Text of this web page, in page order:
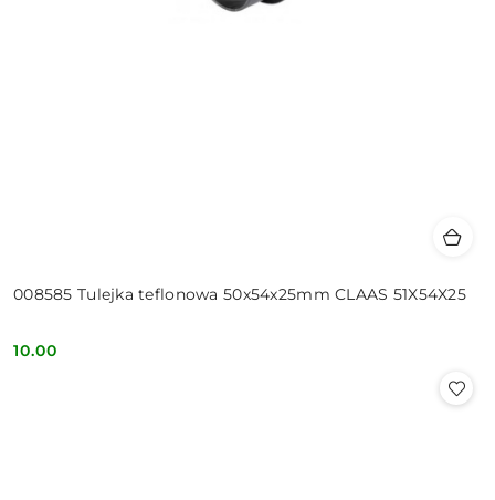
008585 Tulejka teflonowa 50x54x25mm CLAAS 51X54X25
Cena:
10.00